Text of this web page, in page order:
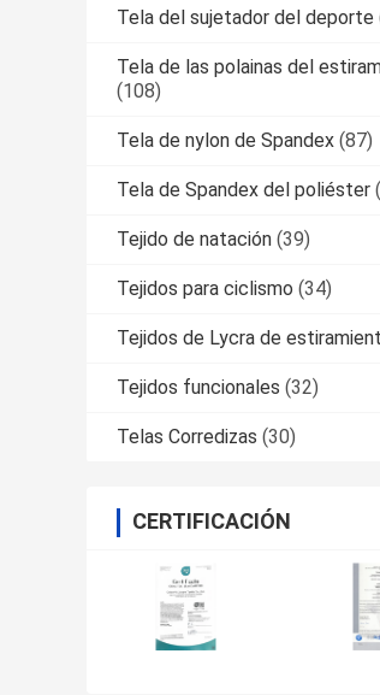
Tela del sujetador del deporte
Tela de las polainas del
(108)
Tela de nylon de Spandex (87)
Tela de Spandex del poliéster
Tejido de natación (39)
Tejidos para ciclismo (34)
Tejidos de Lycra de
Tejidos funcionales (32)
Telas Corredizas (30)
CERTIFICACIÓN